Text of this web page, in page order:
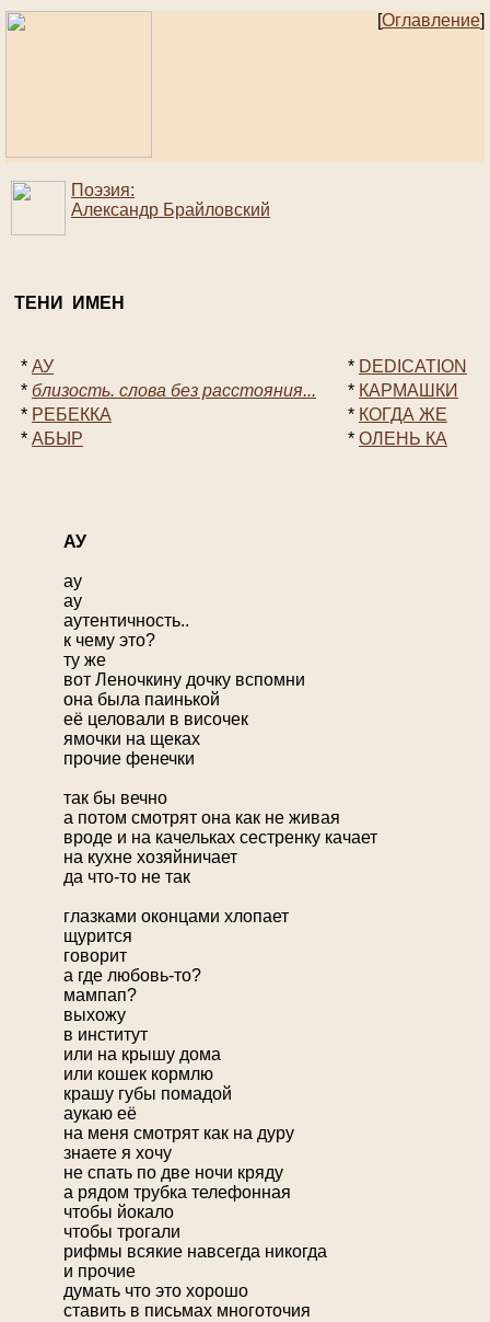
[Оглавление]
Поэзия:
Александр Брайловский
ТЕНИ ИМЕН
* АУ
* близость. слова без расстояния...
* РЕБЕККА
* АБЫР
* DEDICATION
* КАРМАШКИ
* КОГДА ЖЕ
* ОЛЕНЬ КА
АУ
ау
ау
аутентичность..
к чему это?
ту же
вот Леночкину дочку вспомни
она была паинькой
её целовали в височек
ямочки на щеках
прочие фенечки
так бы вечно
а потом смотрят она как не живая
вроде и на качельках сестренку качает
на кухне хозяйничает
да что-то не так
глазками оконцами хлопает
щурится
говорит
а где любовь-то?
мампап?
выхожу
в институт
или на крышу дома
или кошек кормлю
крашу губы помадой
аукаю её
на меня смотрят как на дуру
знаете я хочу
не спать по две ночи кряду
а рядом трубка телефонная
чтобы йокало
чтобы трогали
рифмы всякие навсегда никогда
и прочие
думать что это хорошо
ставить в письмах многоточия